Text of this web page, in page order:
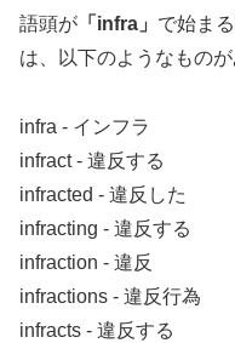
語頭が 「infra」 で始ま
は、以下のようなものが
infra ‐ インフラ
infract ‐ 違反する
infracted ‐ 違反した
infracting ‐ 違反する
infraction ‐ 違反
infractions ‐ 違反行為
infracts ‐ 違反する